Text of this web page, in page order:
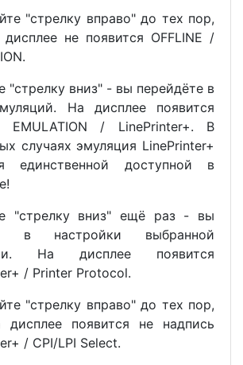
"стрелку вправо" до тех пор,
не появится OFFLINE /
"стрелку вниз" - вы перейдёте в
На дисплее появится
EMULATION / LinePrinter+. В
случаях эмуляция LinePrinter+
единственной доступной в
"стрелку вниз" ещё раз - вы
в настройки выбранной
На дисплее появится
/ Printer Protocol.
"стрелку вправо" до тех пор,
дисплее появится не надпись
/ CPI/LPI Select.